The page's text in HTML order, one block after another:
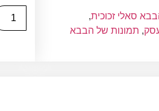
סאלי זכוכית,
, תמונות של הבבא